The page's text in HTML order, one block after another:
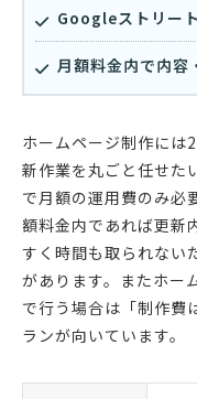
Googleストリー
月額料金内で内容
ホームページ制作には
新作業を丸ごと任せた
で月額の運用費のみ必
額料金内であれば更新
すく時間も取られない
があります。またホー
で行う場合は「制作費
ランが向いています。